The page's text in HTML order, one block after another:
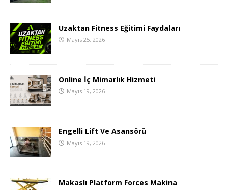
Uzaktan Fitness Eğitimi Faydaları
Mayıs 25, 2026
Online İç Mimarlık Hizmeti
Mayıs 19, 2026
Engelli Lift Ve Asansörü
Mayıs 19, 2026
Makaslı Platform Forces Makina